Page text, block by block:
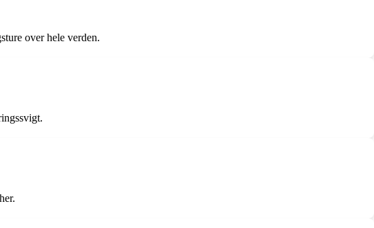
over hele verden.